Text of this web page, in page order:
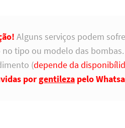
Alguns serviços podem
tipo ou modelo das
(depende da
por gentilezapelo